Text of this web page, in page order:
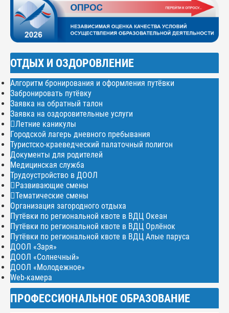
ОТДЫХ И ОЗДОРОВЛЕНИЕ
Алгоритм бронирования и оформления путёвки
Забронировать путёвку
Заявка на обратный талон
Заявка на оздоровительные услуги
Летние каникулы
Городской лагерь дневного пребывания
Туристско-краеведческий палаточный полигон
Документы для родителей
Медицинская служба
Трудоустройство в ДООЛ
Развивающие смены
Тематические смены
Организация загородного отдыха
Путёвки по региональной квоте в ВДЦ Океан
Путёвки по региональной квоте в ВДЦ Орлёнок
Путёвки по региональной квоте в ВДЦ Алые паруса
ДООЛ «Заря»
ДООЛ «Солнечный»
ДООЛ «Молодежное»
Web-камера
ПРОФЕССИОНАЛЬНОЕ ОБРАЗОВАНИЕ